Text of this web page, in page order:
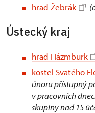
hrad Žebrák
Ústecký kraj
hrad Házmburk
kostel Svatého
únoru přístupný
v pracovních
skupiny nad 15